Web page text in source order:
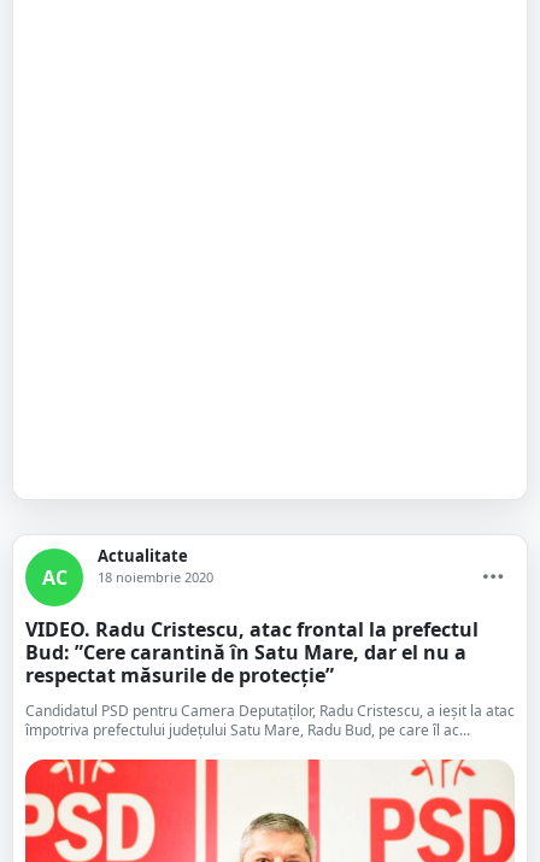
AC
Actualitate
18 noiembrie 2020
VIDEO. Radu Cristescu, atac frontal la prefectul
Bud: ”Cere carantină în Satu Mare, dar el nu a
respectat măsurile de protecție”
Candidatul PSD pentru Camera Deputaților, Radu Cristescu, a ieșit la atac
împotriva prefectului județului Satu Mare, Radu Bud, pe care îl ac...